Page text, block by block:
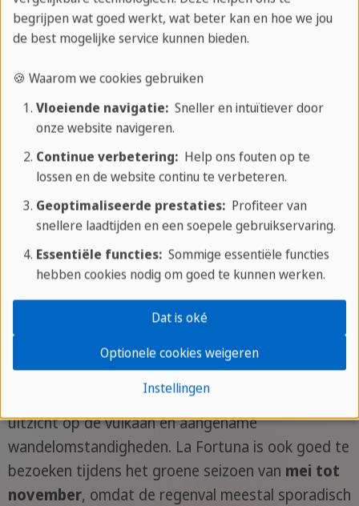
De plaatselijke cultuur is nuchter, staat dicht bij de
gastvrijheid. Veel families wonen hier al generaties
lang en bewaren hun tradities. Culturele
evenementen, kunstnijverheid en kookcursussen
geven bezoekers persoonlijke toegang tot de
regio. Authentieke ontmoetingen zijn een integraal
onderdeel van elk verblijf.
Cultuur Costa Rica
Onze tips ter plaatse
Beste tijd om te reizen
De droogste tijd om La Fortuna te bezoeken is
december en april, ideaal voor een helder
uitzicht op de vulkaan en aangename
wandelomstandigheden. La Fortuna is ook goed te
bezoeken tijdens het groene seizoen van mei tot
november, omdat de regenval meestal sporadisch
begrijpen wat goed werkt, wat beter kan en hoe we jou
de best mogelijke service kunnen bieden.
🍪 Waarom we cookies gebruiken
Vloeiende navigatie:Sneller en intuïtiever door
onze website navigeren.
Continue verbetering:Help ons fouten op te
lossen en de website continu te verbeteren.
Geoptimaliseerde prestaties:Profiteer van
snellere laadtijden en een soepele gebruikservaring.
Essentiële functies:Sommige essentiële functies
hebben cookies nodig om goed te kunnen werken.
Instellingen
Optionele cookies weigeren
Dat is oké